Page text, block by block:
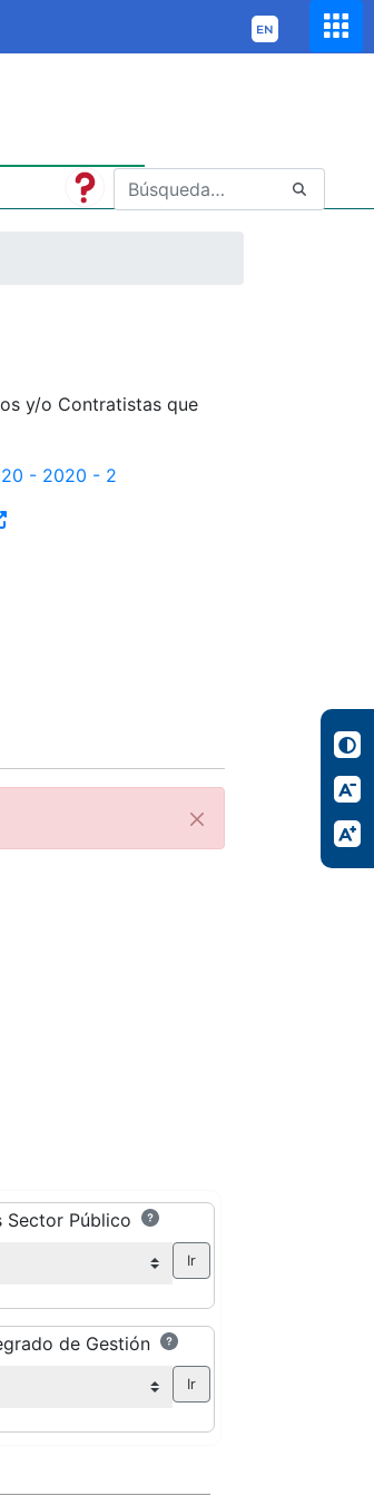
y/o Contratistas que
- 2020 - 2
Cerrar
Sector Público
de Gestión